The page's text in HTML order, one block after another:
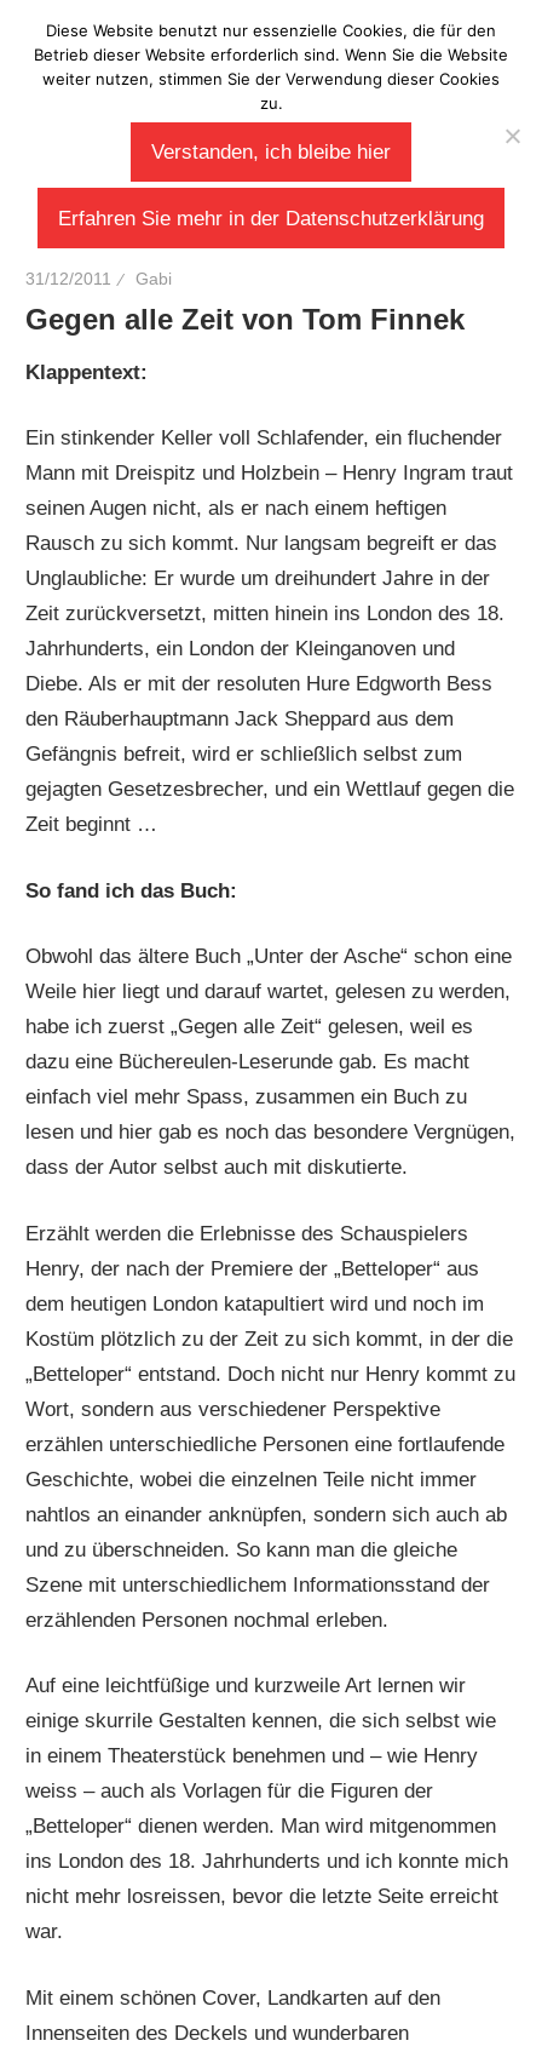
Inhalt
springen
Laberladen
31/12/2011 Gabi
Gegen alle Zeit von Tom Finnek
Klappentext:
Ein stinkender Keller voll Schlafender, ein fluchender
Mann mit Dreispitz und Holzbein – Henry Ingram traut
seinen Augen nicht, als er nach einem heftigen
Rausch zu sich kommt. Nur langsam begreift er das
Unglaubliche: Er wurde um dreihundert Jahre in der
Zeit zurückversetzt, mitten hinein ins London des 18.
Jahrhunderts, ein London der Kleinganoven und
Diebe. Als er mit der resoluten Hure Edgworth Bess
den Räuberhauptmann Jack Sheppard aus dem
Gefängnis befreit, wird er schließlich selbst zum
gejagten Gesetzesbrecher, und ein Wettlauf gegen die
Zeit beginnt …
So fand ich das Buch:
Obwohl das ältere Buch „Unter der Asche“ schon eine
Weile hier liegt und darauf wartet, gelesen zu werden,
habe ich zuerst „Gegen alle Zeit“ gelesen, weil es
dazu eine Büchereulen-Leserunde gab. Es macht
einfach viel mehr Spass, zusammen ein Buch zu
lesen und hier gab es noch das besondere Vergnügen,
dass der Autor selbst auch mit diskutierte.
Erzählt werden die Erlebnisse des Schauspielers
Henry, der nach der Premiere der „Betteloper“ aus
dem heutigen London katapultiert wird und noch im
Kostüm plötzlich zu der Zeit zu sich kommt, in der die
„Betteloper“ entstand. Doch nicht nur Henry kommt zu
Wort, sondern aus verschiedener Perspektive
erzählen unterschiedliche Personen eine fortlaufende
Geschichte, wobei die einzelnen Teile nicht immer
nahtlos an einander anknüpfen, sondern sich auch ab
und zu überschneiden. So kann man die gleiche
Szene mit unterschiedlichem Informationsstand der
erzählenden Personen nochmal erleben.
Auf eine leichtfüßige und kurzweile Art lernen wir
einige skurrile Gestalten kennen, die sich selbst wie
in einem Theaterstück benehmen und – wie Henry
weiss – auch als Vorlagen für die Figuren der
„Betteloper“ dienen werden. Man wird mitgenommen
ins London des 18. Jahrhunderts und ich konnte mich
nicht mehr losreissen, bevor die letzte Seite erreicht
war.
Mit einem schönen Cover, Landkarten auf den
Innenseiten des Deckels und wunderbaren
Diese Website benutzt nur essenzielle Cookies, die für den
Betrieb dieser Website erforderlich sind. Wenn Sie die Website
weiter nutzen, stimmen Sie der Verwendung dieser Cookies
zu.
Verstanden, ich bleibe hier
Erfahren Sie mehr in der Datenschutzerklärung